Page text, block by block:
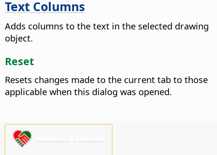
Text Columns
Adds columns to the text in the selected drawing
object.
Reset
Resets changes made to the current tab to those
applicable when this dialog was opened.